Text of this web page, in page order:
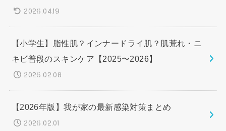
2026.04.19
【小学生】脂性肌？インナードライ肌？肌荒れ・ニ
キビ普段のスキンケア【2025〜2026】
2026.02.08
【2026年版】我が家の最新感染対策まとめ
2026.02.01